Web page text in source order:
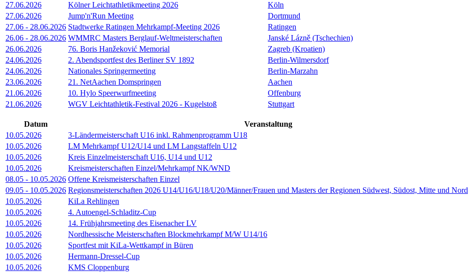
27.06.2026
Kölner Leichtathletikmeeting 2026
Köln
27.06.2026
Jump'n'Run Meeting
Dortmund
27.06 - 28.06.2026 Stadtwerke Ratingen Mehrkampf-Meeting 2026
Ratingen
26.06 - 28.06.2026 WMMRC Masters Berglauf-Weltmeisterschaften
Janské Lázně (Tschechien)
26.06.2026
76. Boris Hanžeković Memorial
Zagreb (Kroatien)
24.06.2026
2. Abendsportfest des Berliner SV 1892
Berlin-Wilmersdorf
24.06.2026
Nationales Springermeeting
Berlin-Marzahn
23.06.2026
21. NetAachen Domspringen
Aachen
21.06.2026
10. Hylo Speerwurfmeeting
Offenburg
21.06.2026
WGV Leichtathletik-Festival 2026 - Kugelstoß Stuttgart
Datum Veranstaltung
10.05.2026
3-Ländermeisterschaft U16 inkl. Rahmenprogramm U18
10.05.2026
LM Mehrkampf U12/U14 und LM Langstaffeln U12
10.05.2026
Kreis Einzelmeisterschaft U16, U14 und U12
10.05.2026
Kreismeisterschaften Einzel/Mehrkampf NK/WND
08.05 - 10.05.2026 Offene Kreismeisterschaften Einzel
09.05 - 10.05.2026 Regionsmeisterschaften 2026 U14/U16/U18/U20/Männer/Frauen und Masters der Regionen Südwest, Südost, Mitte und Nord
10.05.2026
KiLa Rehlingen
10.05.2026
4. Autoengel-Schladitz-Cup
10.05.2026
14. Frühjahrsmeeting des Eisenacher LV
10.05.2026
Nordhessische Meisterschaften Blockmehrkampf M/W U14/16
10.05.2026
Sportfest mit KiLa-Wettkampf in Büren
10.05.2026
Hermann-Dressel-Cup
10.05.2026
KMS Cloppenburg